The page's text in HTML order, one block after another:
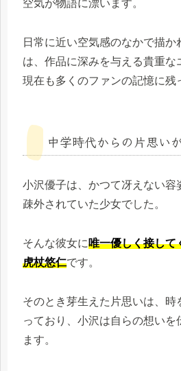
空気が物語に漂います。
日常に近い空気感のなかで描か
は、作品に深みを与える貴重な
現在も多くのファンの記憶に残
中学時代からの片思い
小沢優子は、かつて冴えない容
疎外されていた少女でした。
そんな彼女に唯一優しく接して
虎杖悠仁です。
そのとき芽生えた片思いは、時
っており、小沢は自らの想いを
ます。